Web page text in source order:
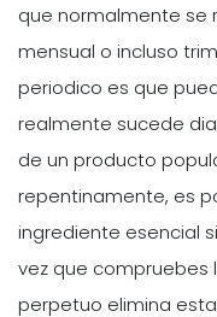
que normalmente se
mensual o incluso
periodico es que
realmente sucede
de un producto
repentinamente, es
ingrediente esencial
vez que compruebes
perpetuo elimina